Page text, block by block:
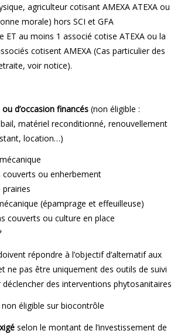
agriculteur cotisant AMEXA ATEXA ou
morale) hors SCI et GFA
ET au moins 1 associé cotise ATEXA ou la
cotisent AMEXA (Cas particulier des
voir notice).
d’occasion financés (non éligible :
matériel reconditionné, renouvellement
location…)
couverts ou enherbement
prairies
(épamprage et effeuilleuse)
couverts ou culture en place
répondre à l’objectif d’alternatif aux
ne pas être uniquement des outils de suivi
des interventions phytosanitaires
éligible sur biocontrôle
selon le montant de l’investissement de